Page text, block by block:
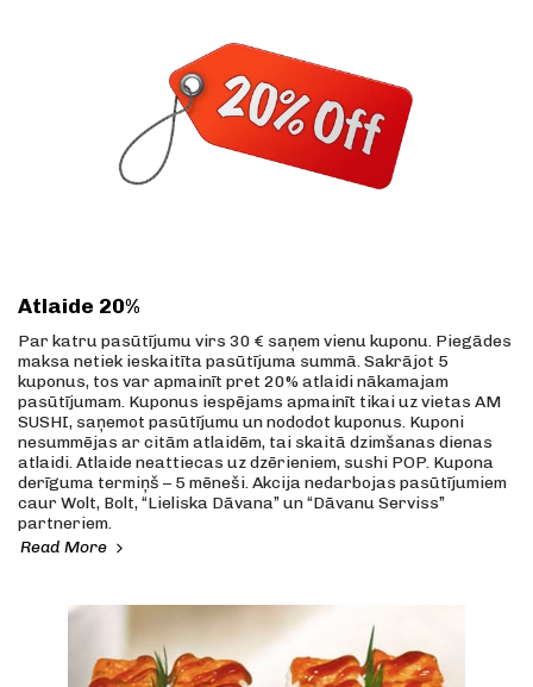
Atlaide 20%
Par katru pasūtījumu virs 30 € saņem vienu kuponu. Piegādes
maksa netiek ieskaitīta pasūtījuma summā. Sakrājot 5
kuponus, tos var apmainīt pret 20% atlaidi nākamajam
pasūtījumam. Kuponus iespējams apmainīt tikai uz vietas AM
SUSHI, saņemot pasūtījumu un nododot kuponus. Kuponi
nesummējas ar citām atlaidēm, tai skaitā dzimšanas dienas
atlaidi. Atlaide neattiecas uz dzērieniem, sushi POP. Kupona
derīguma termiņš – 5 mēneši. Akcija nedarbojas pasūtījumiem
caur Wolt, Bolt, “Lieliska Dāvana” un “Dāvanu Serviss”
partneriem.
Read More